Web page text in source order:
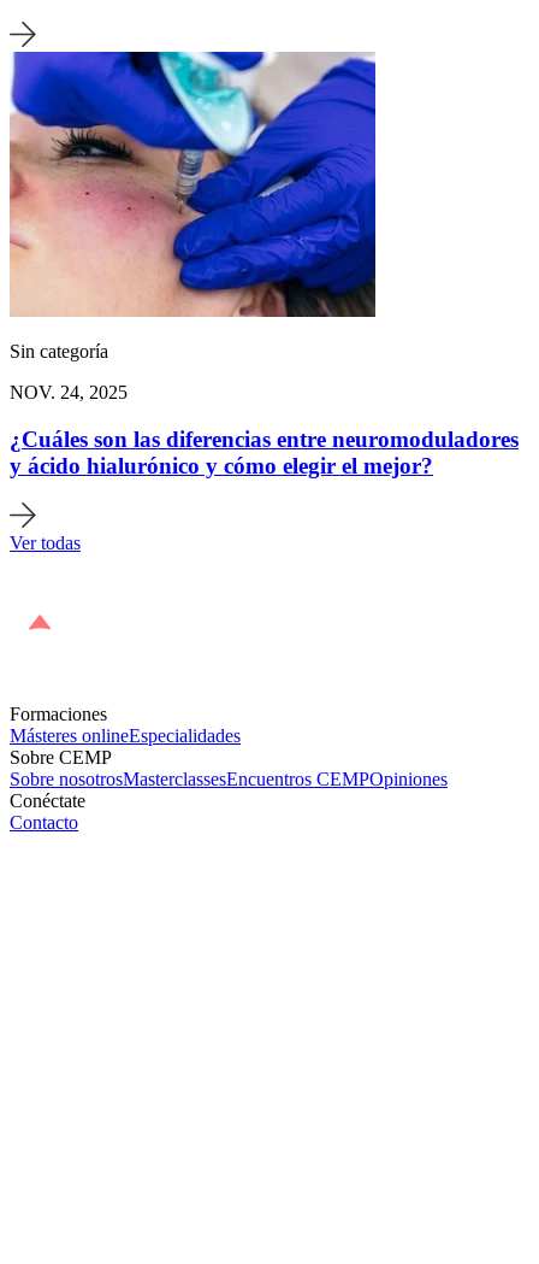
Sin categoría
NOV. 24, 2025
¿Cuáles son las diferencias entre neuromoduladores
y ácido hialurónico y cómo elegir el mejor?
Ver todas
Formaciones
Másteres onlineEspecialidades
Sobre CEMP
Sobre nosotrosMasterclassesEncuentros CEMPOpiniones
Conéctate
Contacto